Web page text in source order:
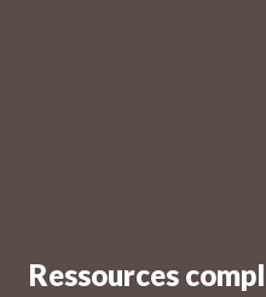
Ressources